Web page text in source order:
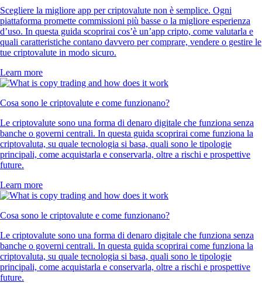
Scegliere la migliore app per criptovalute non è semplice. Ogni
piattaforma promette commissioni più basse o la migliore esperienza
d’uso. In questa guida scoprirai cos’è un’app cripto, come valutarla e
quali caratteristiche contano davvero per comprare, vendere o gestire le
tue criptovalute in modo sicuro.
Learn more
Cosa sono le criptovalute e come funzionano?
Le criptovalute sono una forma di denaro digitale che funziona senza
banche o governi centrali. In questa guida scoprirai come funziona la
criptovaluta, su quale tecnologia si basa, quali sono le tipologie
principali, come acquistarla e conservarla, oltre a rischi e prospettive
future.
Learn more
Cosa sono le criptovalute e come funzionano?
Le criptovalute sono una forma di denaro digitale che funziona senza
banche o governi centrali. In questa guida scoprirai come funziona la
criptovaluta, su quale tecnologia si basa, quali sono le tipologie
principali, come acquistarla e conservarla, oltre a rischi e prospettive
future.